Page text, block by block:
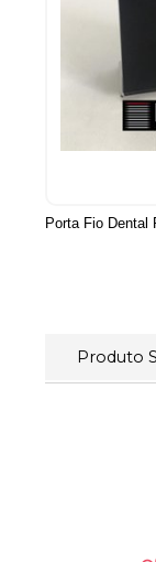
Porta Fio Dental
Produto